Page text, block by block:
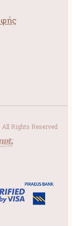
Rights Reserved